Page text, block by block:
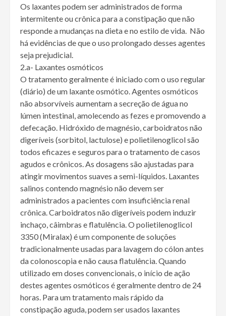
Os laxantes podem ser administrados de forma
intermitente ou crônica para a constipação que não
responde a mudanças na dieta e no estilo de vida. Não
há evidências de que o uso prolongado desses agentes
seja prejudicial.
2.a- Laxantes osmóticos
O tratamento geralmente é iniciado com o uso regular
(diário) de um laxante osmótico. Agentes osmóticos
não absorvíveis aumentam a secreção de água no
lúmen intestinal, amolecendo as fezes e promovendo a
defecação. Hidróxido de magnésio, carboidratos não
digeríveis (sorbitol, lactulose) e polietilenoglicol são
todos eficazes e seguros para o tratamento de casos
agudos e crônicos. As dosagens são ajustadas para
atingir movimentos suaves a semi-líquidos. Laxantes
salinos contendo magnésio não devem ser
administrados a pacientes com insuficiência renal
crônica. Carboidratos não digeríveis podem induzir
inchaço, câimbras e flatulência. O polietilenoglicol
3350 (Miralax) é um componente de soluções
tradicionalmente usadas para lavagem do cólon antes
da colonoscopia e não causa flatulência. Quando
utilizado em doses convencionais, o início de ação
destes agentes osmóticos é geralmente dentro de 24
horas. Para um tratamento mais rápido da
constipação aguda, podem ser usados ​​laxantes